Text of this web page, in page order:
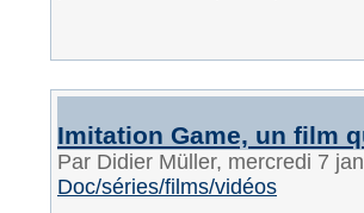
Imitation Game, un film
Par Didier Müller, mercredi 7
Doc/séries/films/vidéos